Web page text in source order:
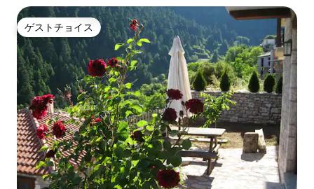
ゲストチョイス
ゲストチョイス